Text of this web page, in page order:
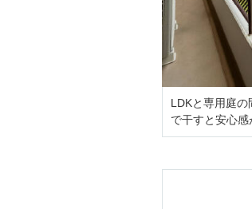
LDKと専用庭
で干すと安心感